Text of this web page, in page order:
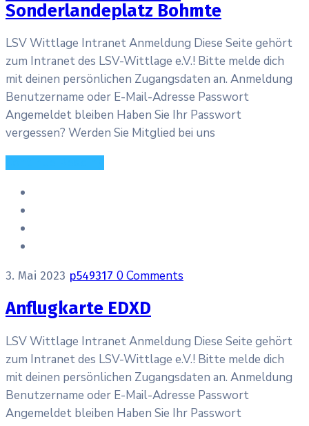
Sonderlandeplatz Bohmte
LSV Wittlage Intranet Anmeldung Diese Seite gehört
zum Intranet des LSV-Wittlage e.V.! Bitte melde dich
mit deinen persönlichen Zugangsdaten an. Anmeldung
Benutzername oder E-Mail-Adresse Passwort
Angemeldet bleiben Haben Sie Ihr Passwort
vergessen? Werden Sie Mitglied bei uns
3. Mai 2023 p549317 0 Comments
Anflugkarte EDXD
LSV Wittlage Intranet Anmeldung Diese Seite gehört
zum Intranet des LSV-Wittlage e.V.! Bitte melde dich
mit deinen persönlichen Zugangsdaten an. Anmeldung
Benutzername oder E-Mail-Adresse Passwort
Angemeldet bleiben Haben Sie Ihr Passwort